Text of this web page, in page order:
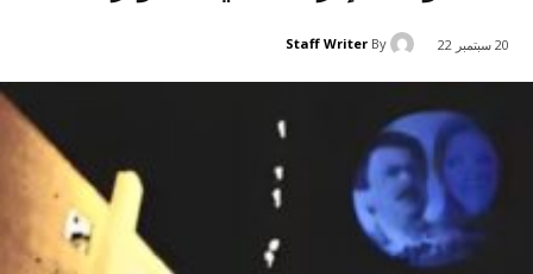
20 سبتمبر 22 By
Staff Writer